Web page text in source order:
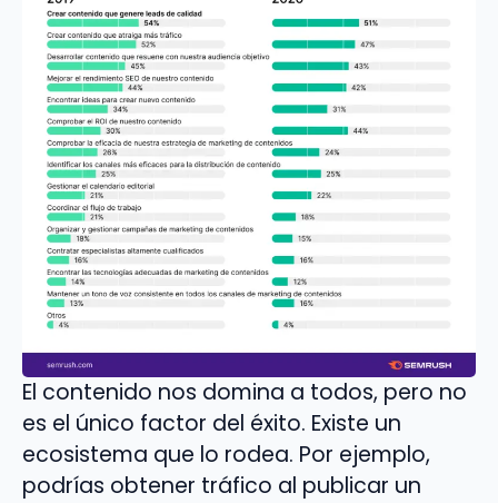
El contenido nos domina a todos, pero no
es el único factor del éxito. Existe un
ecosistema que lo rodea. Por ejemplo,
podrías obtener tráfico al publicar un